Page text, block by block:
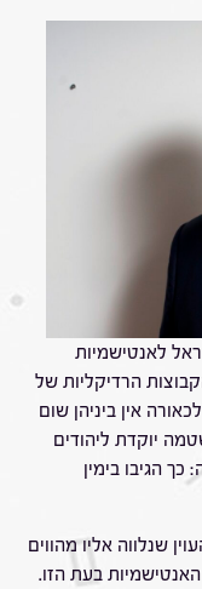
לאנטישמיות
7 באוקטובר? הקבוצות הרדיקליות של
אין ביניהן שום
יוקדת ליהודים
הגיבו בימין
שנלווה אליו מהווים
בעת הזו.